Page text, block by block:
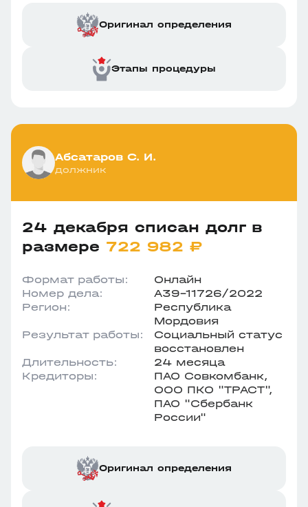
Оригинал определения
Этапы процедуры
Абсатаров С. И.
должник
24 декабря списан долг в
размере 722 982 ₽
Формат работы:
Онлайн
Номер дела:
А39-11726/2022
Регион:
Республика
Мордовия
Результат работы:
Социальный статус
восстановлен
Длительность:
24 месяца
Кредиторы:
ПАО Совкомбанк,
ООО ПКО "ТРАСТ",
ПАО "Сбербанк
России"
Оригинал определения